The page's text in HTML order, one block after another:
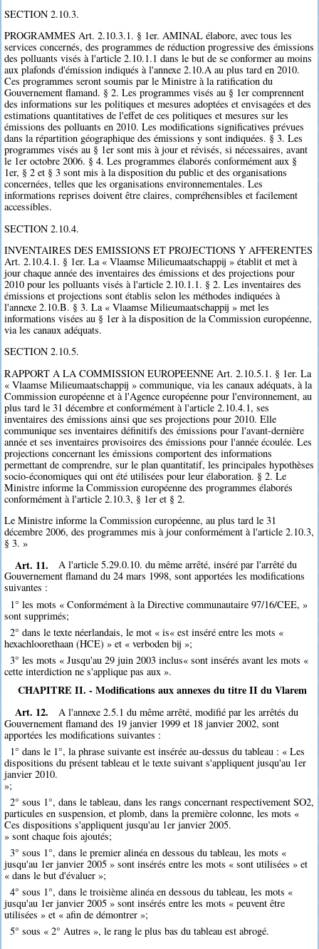
SECTION 2.10.3.
PROGRAMMES Art. 2.10.3.1. § 1er. AMINAL élabore, avec tous les
services concernés, des programmes de réduction progressive des émissions
des polluants visés à l'article 2.10.1.1 dans le but de se conformer au moins
aux plafonds d'émission indiqués à l'annexe 2.10.A au plus tard en 2010.
Ces programmes seront soumis par le Ministre à la ratification du
Gouvernement flamand. § 2. Les programmes visés au § 1er comprennent
des informations sur les politiques et mesures adoptées et envisagées et des
estimations quantitatives de l'effet de ces politiques et mesures sur les
émissions des polluants en 2010. Les modifications significatives prévues
dans la répartition géographique des émissions y sont indiquées. § 3. Les
programmes visés au § 1er sont mis à jour et révisés, si nécessaires, avant
le 1er octobre 2006. § 4. Les programmes élaborés conformément aux §
1er, § 2 et § 3 sont mis à la disposition du public et des organisations
concernées, telles que les organisations environnementales. Les
informations reprises doivent être claires, compréhensibles et facilement
accessibles.
SECTION 2.10.4.
INVENTAIRES DES EMISSIONS ET PROJECTIONS Y AFFERENTES
Art. 2.10.4.1. § 1er. La « Vlaamse Milieumaatschappij » établit et met à
jour chaque année des inventaires des émissions et des projections pour
2010 pour les polluants visés à l'article 2.10.1.1. § 2. Les inventaires des
émissions et projections sont établis selon les méthodes indiquées à
l'annexe 2.10.B. § 3. La « Vlaamse Milieumaatschappij » met les
informations visées au § 1er à la disposition de la Commission européenne,
via les canaux adéquats.
SECTION 2.10.5.
RAPPORT A LA COMMISSION EUROPEENNE Art. 2.10.5.1. § 1er. La
« Vlaamse Milieumaatschappij » communique, via les canaux adéquats, à la
Commission européenne et à l'Agence européenne pour l'environnement, au
plus tard le 31 décembre et conformément à l'article 2.10.4.1, ses
inventaires des émissions ainsi que ses projections pour 2010. Elle
communique ses inventaires définitifs des émissions pour l'avant-dernière
année et ses inventaires provisoires des émissions pour l'année écoulée. Les
projections concernant les émissions comportent des informations
permettant de comprendre, sur le plan quantitatif, les principales hypothèses
socio-économiques qui ont été utilisées pour leur élaboration. § 2. Le
Ministre informe la Commission européenne des programmes élaborés
conformément à l'article 2.10.3, § 1er et § 2.
Le Ministre informe la Commission européenne, au plus tard le 31
décembre 2006, des programmes mis à jour conformément à l'article 2.10.3,
§ 3. »
Art. 11.
A l'article 5.29.0.10. du même arrêté, inséré par l'arrêté du
Gouvernement flamand du 24 mars 1998, sont apportées les modifications
suivantes :
1° les mots « Conformément à la Directive communautaire 97/16/CEE, »
sont supprimés;
2° dans le texte néerlandais, le mot « is« est inséré entre les mots «
hexachloorethaan (HCE) » et « verboden bij »;
3° les mots « Jusqu'au 29 juin 2003 inclus« sont insérés avant les mots «
cette interdiction ne s'applique pas aux ».
CHAPITRE II. - Modifications aux annexes du titre II du Vlarem
Art. 12.
A l'annexe 2.5.1 du même arrêté, modifié par les arrêtés du
Gouvernement flamand des 19 janvier 1999 et 18 janvier 2002, sont
apportées les modifications suivantes :
1° dans le 1°, la phrase suivante est insérée au-dessus du tableau : « Les
dispositions du présent tableau et le texte suivant s'appliquent jusqu'au 1er
janvier 2010.
»;
2° sous 1°, dans le tableau, dans les rangs concernant respectivement SO2,
particules en suspension, et plomb, dans la première colonne, les mots «
Ces dispositions s'appliquent jusqu'au 1er janvier 2005.
» sont chaque fois ajoutés;
3° sous 1°, dans le premier alinéa en dessous du tableau, les mots «
jusqu'au 1er janvier 2005 » sont insérés entre les mots « sont utilisées » et
« dans le but d'évaluer »;
4° sous 1°, dans le troisième alinéa en dessous du tableau, les mots «
jusqu'au 1er janvier 2005 » sont insérés entre les mots « peuvent être
utilisées » et « afin de démontrer »;
5° sous « 2° Autres », le rang le plus bas du tableau est abrogé.